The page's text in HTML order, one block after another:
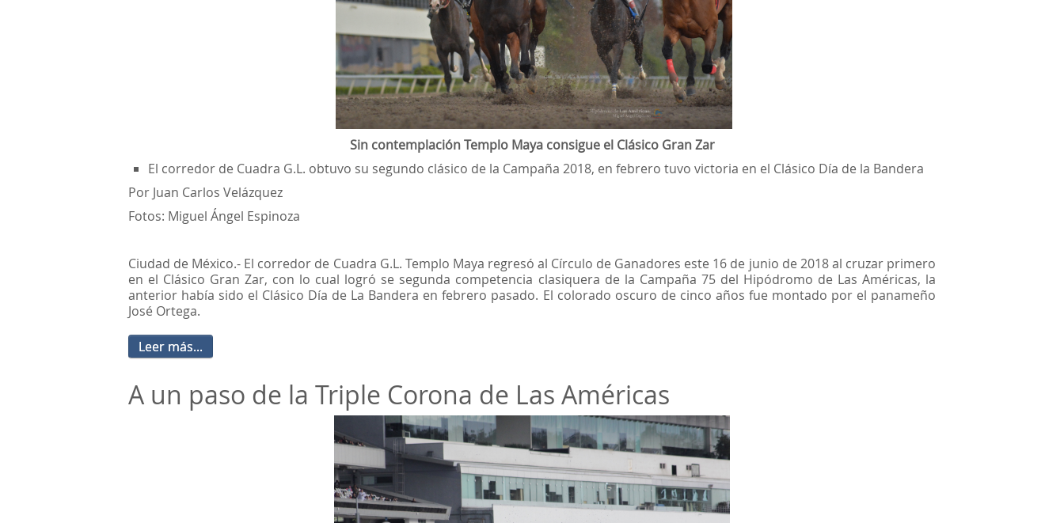
Sin contemplación Templo Maya consigue el Clásico Gran Zar
El corredor de Cuadra G.L. obtuvo su segundo clásico de la Campaña 2018, en febrero tuvo victoria en el Clásico Día de la Bandera
Por Juan Carlos Velázquez
Fotos: Miguel Ángel Espinoza
Ciudad de México.- El corredor de Cuadra G.L. Templo Maya regresó al Círculo de Ganadores este 16 de junio de 2018 al cruzar primero
en el Clásico Gran Zar, con lo cual logró se segunda competencia clasiquera de la Campaña 75 del Hipódromo de Las Américas, la
anterior había sido el Clásico Día de La Bandera en febrero pasado. El colorado oscuro de cinco años fue montado por el panameño
José Ortega.
Leer más...
A un paso de la Triple Corona de Las Américas